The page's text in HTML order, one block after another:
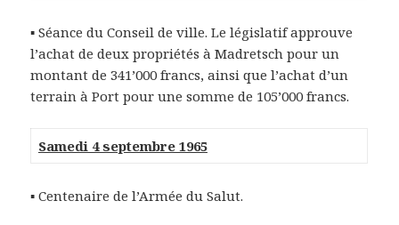
▪ Séance du Conseil de ville. Le législatif approuve
l’achat de deux propriétés à Madretsch pour un
montant de 341’000 francs, ainsi que l’achat d’un
terrain à Port pour une somme de 105’000 francs.
Samedi 4 septembre 1965
▪ Centenaire de l’Armée du Salut.